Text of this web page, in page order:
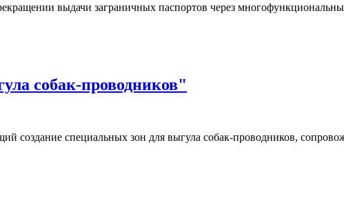
выдачи заграничных паспортов через
собак-проводников"
создание специальных зон для выгула собак-проводников,